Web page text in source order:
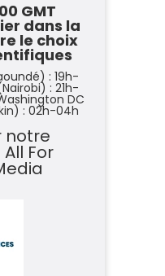
GMT
dans la
le choix
: 19h-
: 21h-
DC
: 02h-04h
notre
All For